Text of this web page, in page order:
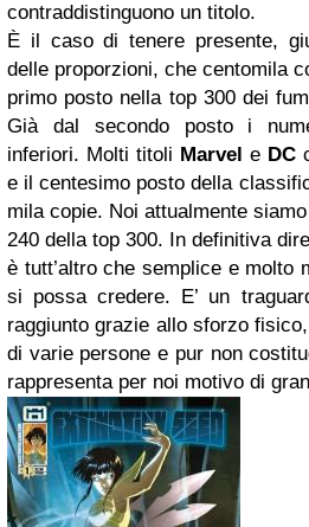
contraddistinguono un titolo.
È il caso di tenere presente,
delle proporzioni, che centomila
primo posto nella top 300 dei
Già dal secondo posto i
inferiori. Molti titoli Marvel e DC
e il centesimo posto della
mila copie. Noi attualmente
240 della top 300. In definitiva
è tutt’altro che semplice e molto
si possa credere. E’ un
raggiunto grazie allo sforzo
di varie persone e pur non
rappresenta per noi motivo di